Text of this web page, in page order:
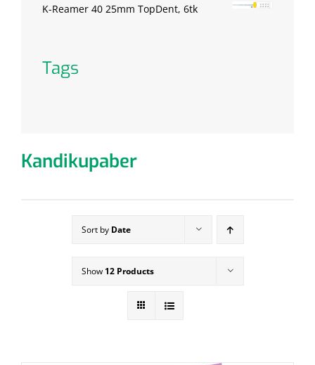
K-Reamer 40 25mm TopDent, 6tk
Tags
Kandikupaber
Sort by Date
Show 12 Products